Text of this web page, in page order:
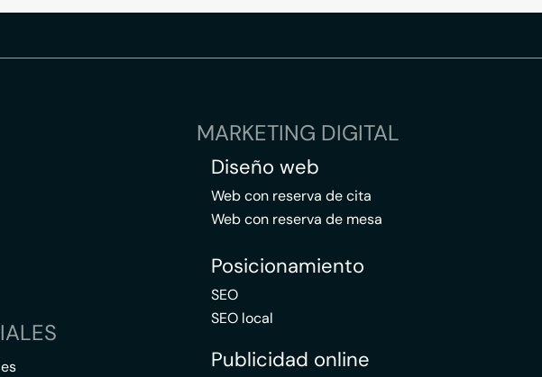
MARKETING DIGITAL
Diseño web
Web con reserva de cita
Web con reserva de mesa
Posicionamiento
SEO
SEO local
Publicidad online